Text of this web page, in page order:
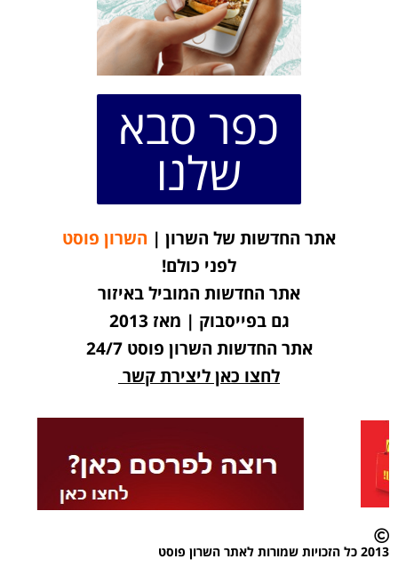
כפר סבא
שלנו
אתר החדשות של השרון | השרון פוסט
לפני כולם!
אתר החדשות המוביל באיזור
גם בפייסבוק | מאז 2013
אתר החדשות השרון פוסט 24/7
לחצו כאן ליצירת קשר
2013 כל הזכויות שמורות לאתר השרון פוסט